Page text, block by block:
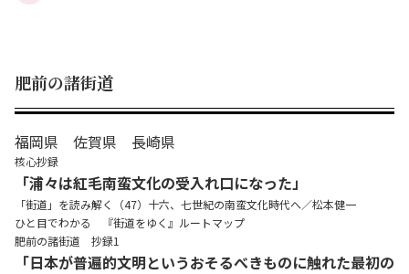
肥前の諸街道
福岡県 佐賀県 長崎県
核心抄録
「浦々は紅毛南蛮文化の受入れ口になった」
「街道」を読み解く（47）十六、七世紀の南蛮文化時代へ／松本健一
ひと目でわかる 『街道をゆく』ルートマップ
肥前の諸街道 抄録1
「日本が普遍的文明というおそるべきものに触れた最初の